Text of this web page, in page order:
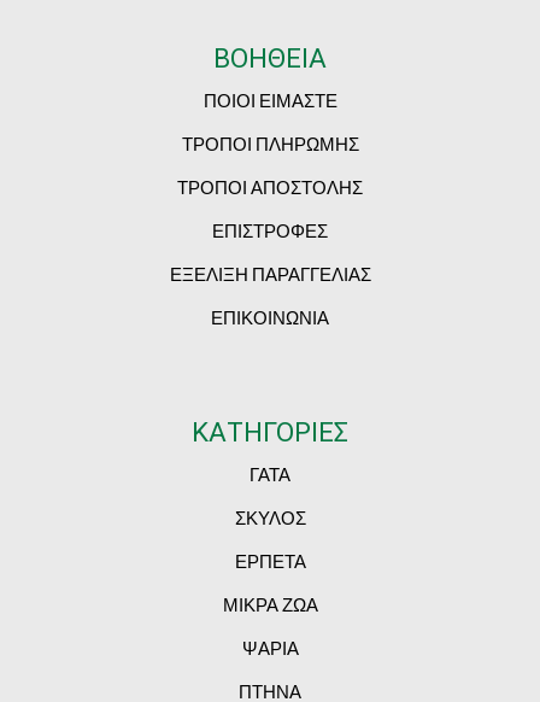
ΒΟΗΘΕΙΑ
ΠΟΙΟΙ ΕΙΜΑΣΤΕ
ΤΡΟΠΟΙ ΠΛΗΡΩΜΗΣ
ΤΡΟΠΟΙ ΑΠΟΣΤΟΛΗΣ
ΕΠΙΣΤΡΟΦΕΣ
ΕΞΕΛΙΞΗ ΠΑΡΑΓΓΕΛΙΑΣ
ΕΠΙΚΟΙΝΩΝΙΑ
ΚΑΤΗΓΟΡΙΕΣ
ΓΑΤΑ
ΣΚΥΛΟΣ
ΕΡΠΕΤΑ
ΜΙΚΡΑ ΖΩΑ
ΨΑΡΙΑ
ΠΤΗΝΑ